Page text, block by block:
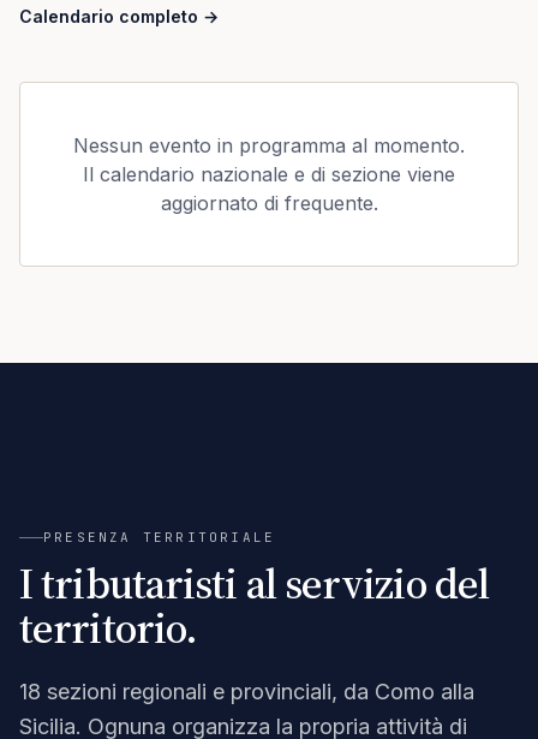
Calendario completo →
Nessun evento in programma al momento.
Il calendario nazionale e di sezione viene
aggiornato di frequente.
A
PRESENZA TERRITORIALE
I tributaristi al servizio del
territorio.
18 sezioni regionali e provinciali, da Como alla
Sicilia. Ognuna organizza la propria attività di